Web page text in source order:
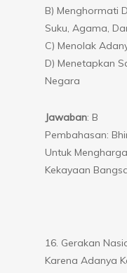
B) Menghormati
Suku, Agama,
C) Menolak
D) Menetapkan
Negara
Jawaban: B
Pembahasan:
Untuk
Kekayaan
16. Gerakan
Karena Adanya